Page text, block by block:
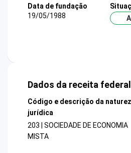
Data de fundação
19/05/1988
Dados da receita federal
Código e descrição da
jurídica
203 | SOCIEDADE DE ECONOMIA
MISTA